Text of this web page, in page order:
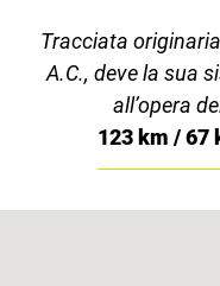
Tracciata
A.C., deve la sua
all’opera
123 km / 67